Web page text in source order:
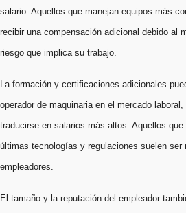
salario. Aquellos que manejan equipos más
recibir una compensación adicional debido al
riesgo que implica su trabajo.
La formación y certificaciones adicionales
operador de maquinaria en el mercado
traducirse en salarios más altos. Aquellos
últimas tecnologías y regulaciones suelen ser
empleadores.
El tamaño y la reputación del empleador